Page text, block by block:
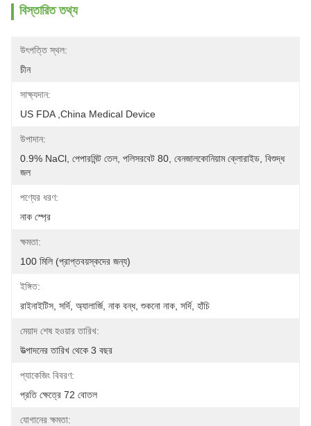
বিস্তারিত তথ্য
উৎপত্তি স্থল:
চীন
সাক্ষ্যদান:
US FDA ,China Medical Device
উপাদান:
0.9% NaCl, পেপারমিন্ট তেল, পলিসরবেট 80, বেনজালকোনিয়াম ক্লোরাইড, বিশুদ্ধ
জল
পণ্যের ধরণ:
নাক স্প্রে
ক্ষমতা:
100 মিলি (প্রাপ্তবয়স্কদের জন্য)
ইঙ্গিত:
রাইনাইটিস, সর্দি, অ্যালার্জি, নাক বন্ধ, শুকনো নাক, সর্দি, হাঁচি
মেয়াদ শেষ হওয়ার তারিখ:
উত্পাদনের তারিখ থেকে 3 বছর
প্যাকেজিং বিবরণ:
প্রতি ক্ষেত্রে 72 বোতল
যোগানের ক্ষমতা: